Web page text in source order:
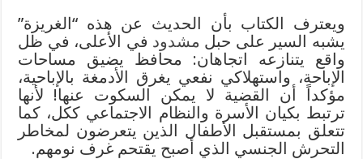
ويعترف الكتاب بأن الحديث عن هذه “الغريزة”
يشبه السير على حبل مشدود في الأعلى، في ظل
واقع يتنازعه اتجاهان: محافظ يضيق مساحات
الإباحة، واستهلاكي نفعي يغرق الأدمغة بالإباحية،
مؤكداً أن القضية لا يمكن السكوت عنها! لأنها
ترتبط بكيان الأسرة والنظام الاجتماعي ككل، كما
تتعلق بمستقبل الأطفال الذين يتعرضون لمخاطر
التحرش الجنسي الذي أصبح يقتحم غرف نومهم.